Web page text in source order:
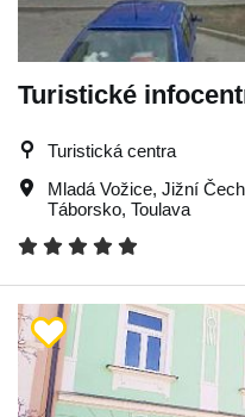
Turistické
Turistická centra
Mladá Vožice, Jižní
Táborsko, Toulava